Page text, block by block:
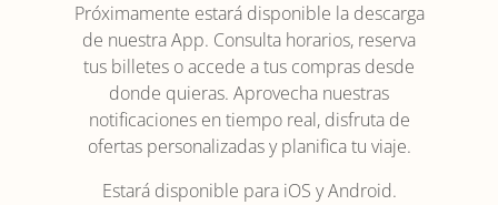
Próximamente estará disponible la descarga
de nuestra App. Consulta horarios, reserva
tus billetes o accede a tus compras desde
donde quieras. Aprovecha nuestras
notificaciones en tiempo real, disfruta de
ofertas personalizadas y planifica tu viaje.
Estará disponible para iOS y Android.